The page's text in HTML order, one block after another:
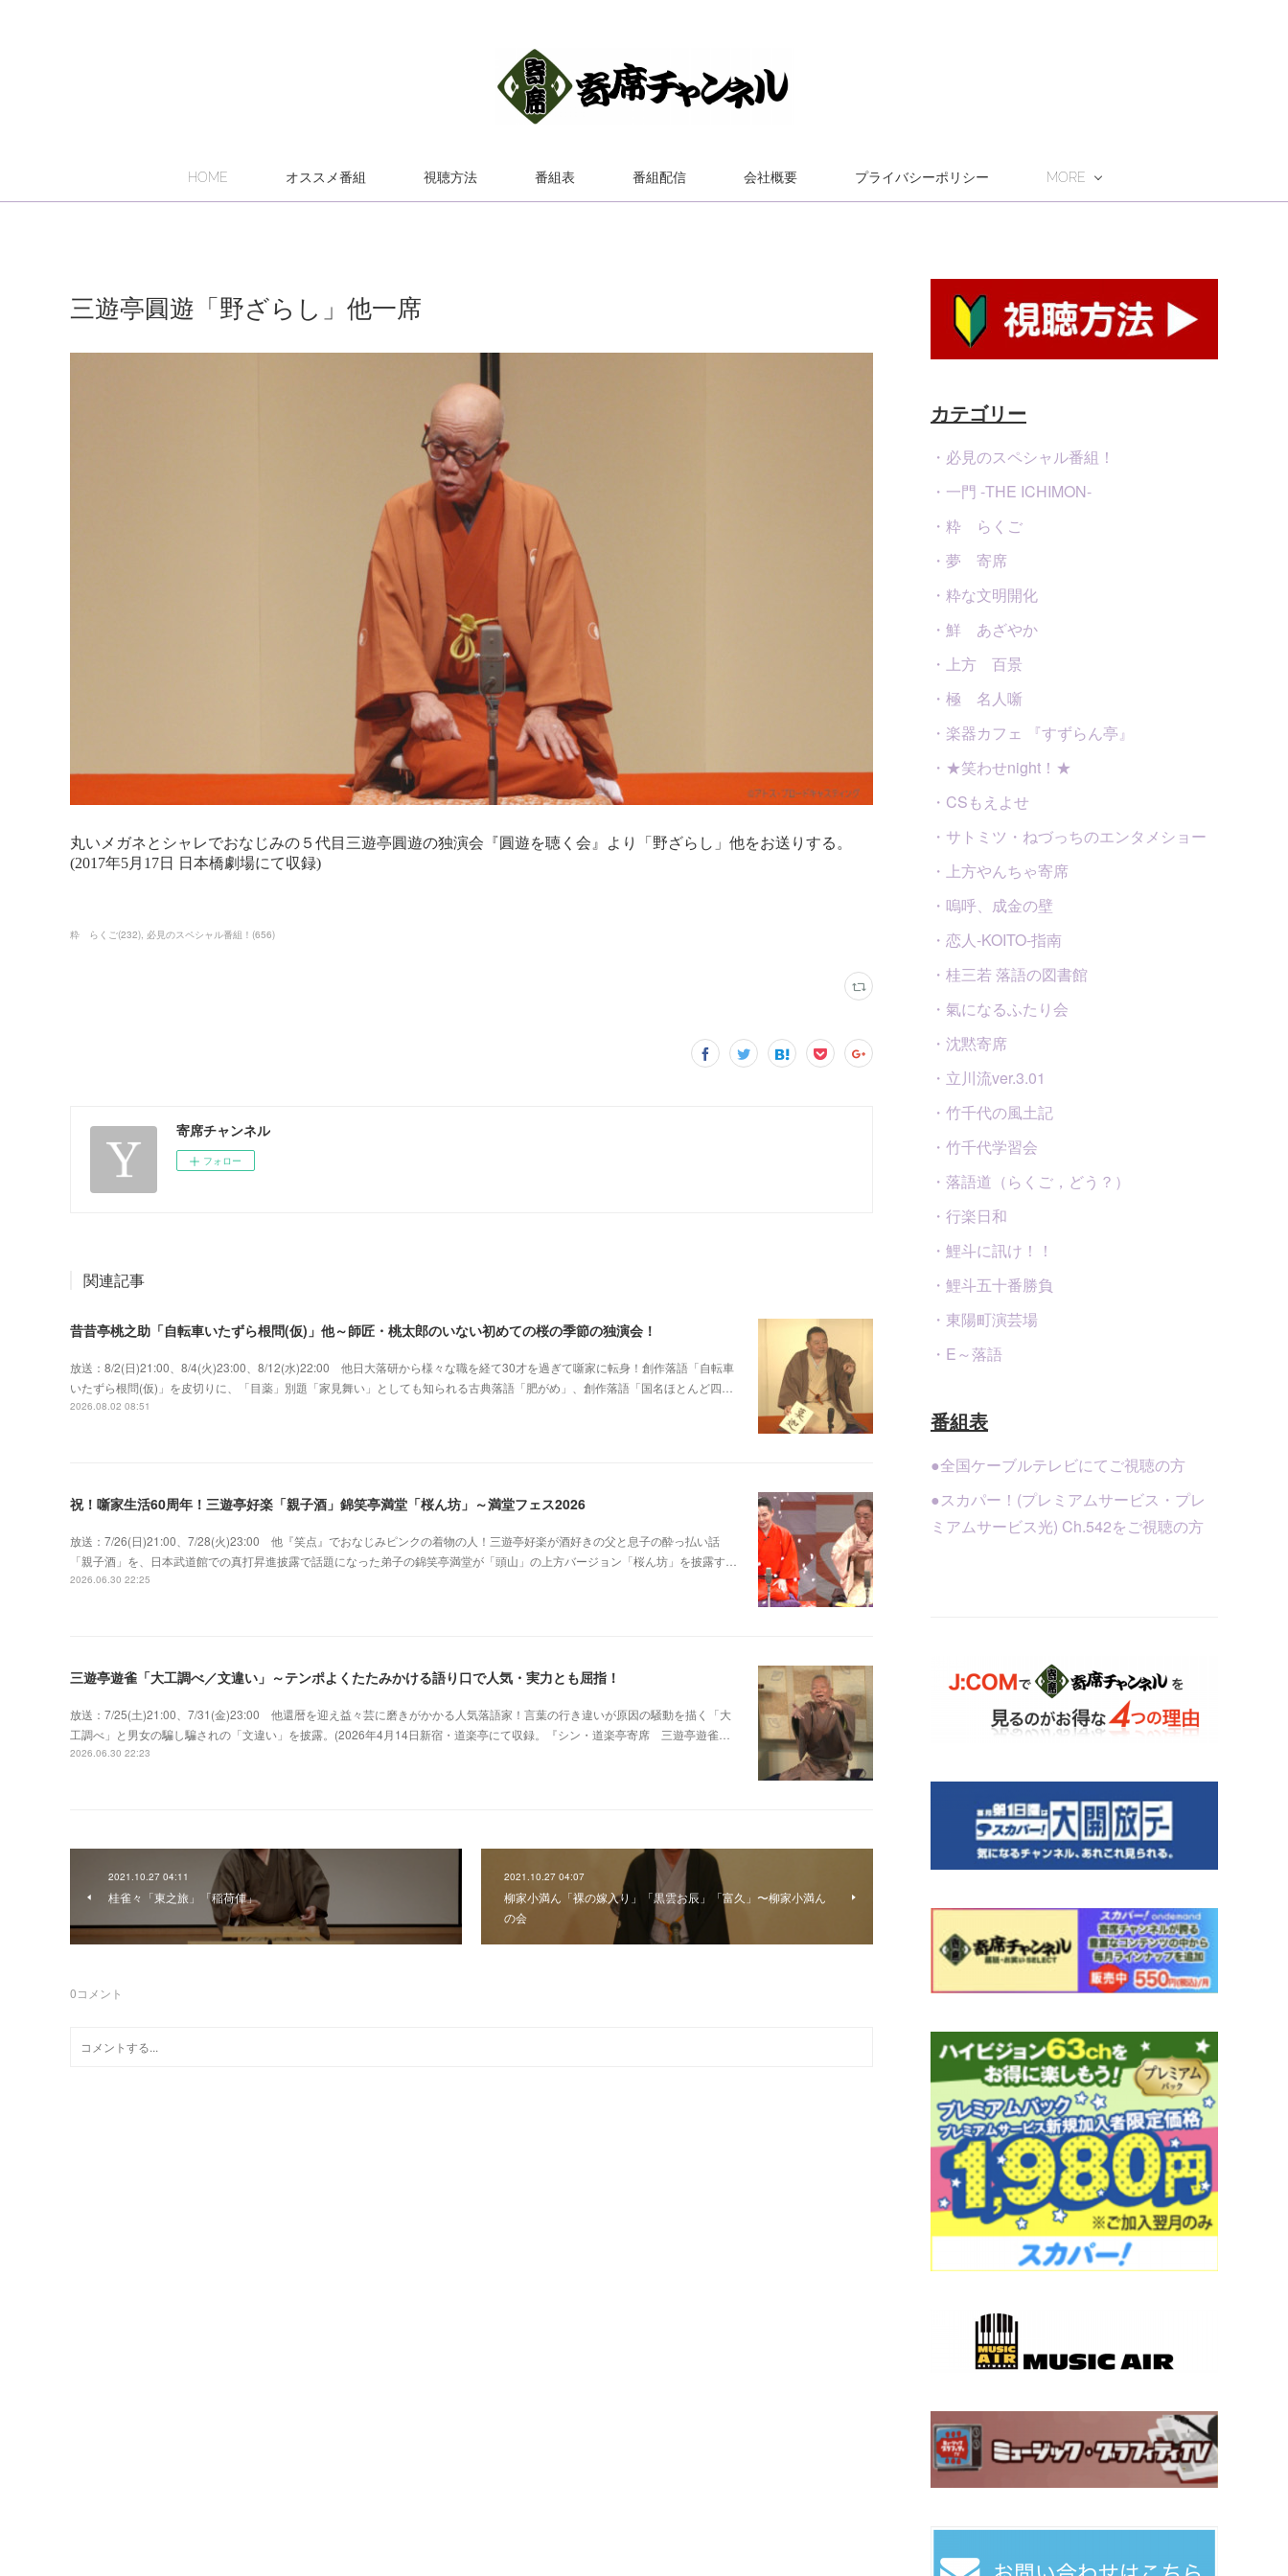
HOME オススメ番組 視聴方法 番組表 番組配信 会社概要 プライバシーポリシー MORE
三遊亭圓遊「野ざらし」他一席
粋 らくご(232) 必見のスペシャル番組！ (656)
寄席チャンネル
フォロー
関連記事
昔昔亭桃之助「自転車いたずら根問(仮)」他～師匠・桃太郎のいない初めての桜の季節の独演会！
放送：8/2(日)21:00、8/4(火)23:00、8/12(水)22:00 他日大落研から様々な職を経て30才を過ぎて噺家に転身！創作落語「自転車
いたずら根問(仮)」を皮切りに、「目薬」別題「家見舞い」としても知られる古典落語「肥がめ」、創作落語「国名ほとんど四…
2026.08.02 08:51
祝！噺家生活60周年！三遊亭好楽「親子酒」錦笑亭満堂「桜ん坊」～満堂フェス2026
放送：7/26(日)21:00、7/28(火)23:00 他『笑点』でおなじみピンクの着物の人！三遊亭好楽が酒好きの父と息子の酔っ払い話
「親子酒」を、日本武道館での真打昇進披露で話題になった弟子の錦笑亭満堂が「頭山」の上方バージョン「桜ん坊」を披露す…
2026.06.30 22:25
三遊亭遊雀「大工調べ／文違い」～テンポよくたたみかける語り口で人気・実力とも屈指！
放送：7/25(土)21:00、7/31(金)23:00 他還暦を迎え益々芸に磨きがかかる人気落語家！言葉の行き違いが原因の騒動を描く「大
工調べ」と男女の騙し騙されの「文違い」を披露。(2026年4月14日新宿・道楽亭にて収録。『シン・道楽亭寄席 三遊亭遊雀…
2026.06.30 22:23
2021.10.27 04:11
桂雀々「東之旅」「稲荷俥」
2021.10.27 04:07
柳家小満ん「裸の嫁入り」「黒雲お辰」「富久」〜柳家小満ん
の会
0コメント
カテゴリー
・必見のスペシャル番組！
・一門 -THE ICHIMON-
・粋 らくご
・夢 寄席
・粋な文明開化
・鮮 あざやか
・上方 百景
・極 名人噺
・楽器カフェ 『すずらん亭』
・★笑わせnight！★
・CSもえよせ
・サトミツ・ねづっちのエンタメショー
・上方やんちゃ寄席
・嗚呼、成金の壁
・恋人-KOITO-指南
・桂三若 落語の図書館
・氣になるふたり会
・沈黙寄席
・立川流ver.3.01
・竹千代の風土記
・竹千代学習会
・落語道（らくご，どう？）
・行楽日和
・鯉斗に訊け！！
・鯉斗五十番勝負
・東陽町演芸場
・E～落語
番組表
●全国ケーブルテレビにてご視聴の方
●スカパー！(プレミアムサービス・プレ
ミアムサービス光) Ch.542をご視聴の方